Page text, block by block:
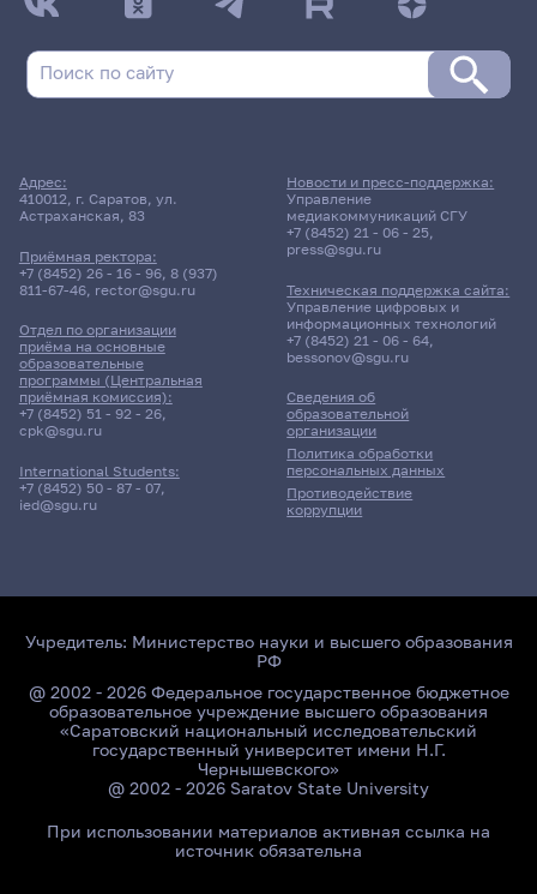
Адрес:
410012, г. Саратов, ул.
Астраханская, 83
Приёмная ректора:
+7 (8452) 26 - 16 - 96, 8 (937)
811-67-46, rector@sgu.ru
Отдел по организации
приёма на основные
образовательные
программы (Центральная
приёмная комиссия):
+7 (8452) 51 - 92 - 26,
cpk@sgu.ru
International Students:
+7 (8452) 50 - 87 - 07,
ied@sgu.ru
Сведения об
образовательной
организации
Политика обработки
персональных данных
Противодействие
коррупции
Новости и пресс-поддержка:
Управление
медиакоммуникаций СГУ
+7 (8452) 21 - 06 - 25,
press@sgu.ru
Техническая поддержка сайта:
Управление цифровых и
информационных технологий
+7 (8452) 21 - 06 - 64,
bessonov@sgu.ru
Учредитель: Министерство науки и высшего образования
РФ
@ 2002 - 2026 Федеральное государственное бюджетное
образовательное учреждение высшего образования
«Саратовский национальный исследовательский
государственный университет имени Н.Г.
Чернышевского»
@ 2002 - 2026 Saratov State University
При использовании материалов активная ссылка на
источник обязательна